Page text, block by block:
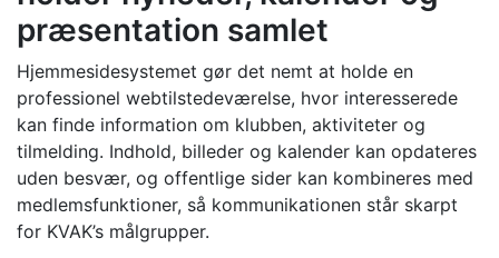
præsentation samlet
Hjemmesidesystemet gør det nemt at holde en
professionel webtilstedeværelse, hvor interesserede
kan finde information om klubben, aktiviteter og
tilmelding. Indhold, billeder og kalender kan opdateres
uden besvær, og offentlige sider kan kombineres med
medlemsfunktioner, så kommunikationen står skarpt
for KVAK’s målgrupper.